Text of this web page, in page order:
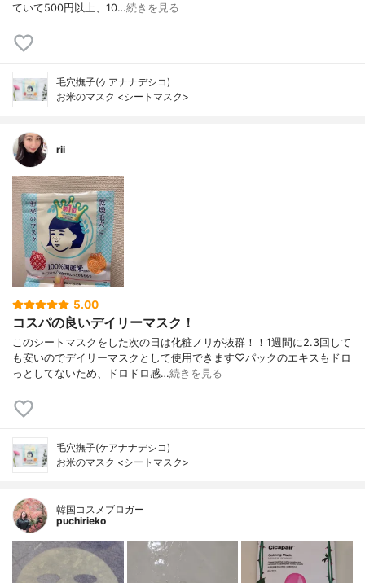
ていて500円以上、10…続きを見る
毛穴撫子(ケアナナデシコ)
お米のマスク <シートマスク>
rii
5.00
コスパの良いデイリーマスク！
このシートマスクをした次の日は化粧ノリが抜群！！1週間に2.3回して
も安いのでデイリーマスクとして使用できます♡パックのエキスもドロ
っとしてないため、ドロドロ感…続きを見る
毛穴撫子(ケアナナデシコ)
お米のマスク <シートマスク>
韓国コスメブロガー
puchirieko